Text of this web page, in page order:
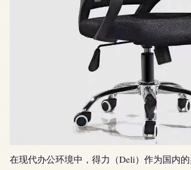
在现代办公环境中，得力（Deli）作为国内